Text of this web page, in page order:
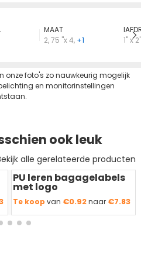
MAAT
2,75 "x 4, +1
1'' x 2''
onze foto's zo nauwkeurig mogelijk
en monitorinstellingen
ook leuk
alle gerelateerde producten
Redden50 %
PU leren bagagelabels
met logo
Te koop van €0.92naar €7.83